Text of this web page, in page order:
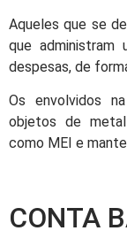
Aqueles que se
que
despesas, de
Os envolvidos
objetos de
como MEI e
CONTA